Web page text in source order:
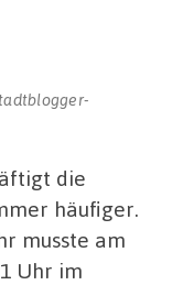
die
häufiger.
musste am
Uhr im